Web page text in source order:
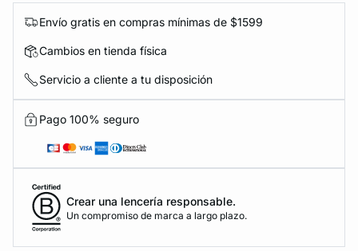
Envío gratis en compras mínimas de $1599
Cambios en tienda física
Servicio a cliente a tu disposición
Pago 100% seguro
Crear una lencería responsable.
Un compromiso de marca a largo plazo.